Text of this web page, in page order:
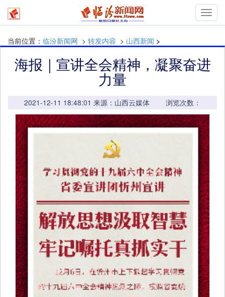
当前位置： 临汾新闻网 > 转发内容 > 山西新闻 >
海报｜宣讲全会精神，凝聚奋进
力量
2021-12-11 18:48:01 来源：山西云媒体 浏览次数：